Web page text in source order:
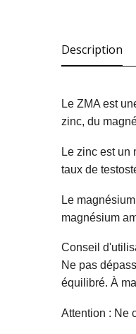
Description
Le ZMA est
zinc, du
Le zinc est un
taux de
Le
magnésium
Conseil
Ne pas
équilibré. À
Attention : Ne